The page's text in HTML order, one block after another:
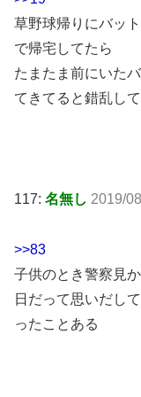
草野球帰りにバッ
で帰宅してたら
たまたま前にいた
てきてると錯乱し
117: 名無し 2019/
>>83
子供のとき警察見
日だって思いだし
ったことある